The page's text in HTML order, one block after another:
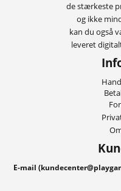
de stærkeste
og ikke
kan du også
leveret
E-mail